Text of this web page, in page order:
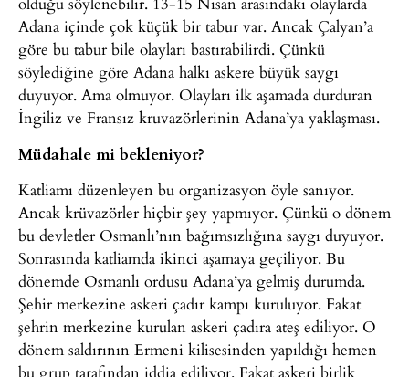
Adana içinde çok küçük bir tabur var. Ancak Çalyan’a
göre bu tabur bile olayları bastırabilirdi. Çünkü
söylediğine göre Adana halkı askere büyük saygı
duyuyor. Ama olmuyor. Olayları ilk aşamada durduran
İngiliz ve Fransız kruvazörlerinin Adana’ya yaklaşması.
Müdahale mi bekleniyor?
Katliamı düzenleyen bu organizasyon öyle sanıyor.
Ancak krüvazörler hiçbir şey yapmıyor. Çünkü o dönem
bu devletler Osmanlı’nın bağımsızlığına saygı duyuyor.
Sonrasında katliamda ikinci aşamaya geçiliyor. Bu
dönemde Osmanlı ordusu Adana’ya gelmiş durumda.
Şehir merkezine askeri çadır kampı kuruluyor. Fakat
şehrin merkezine kurulan askeri çadıra ateş ediliyor. O
dönem saldırının Ermeni kilisesinden yapıldığı hemen
bu grup tarafından iddia ediliyor. Fakat askeri birlik